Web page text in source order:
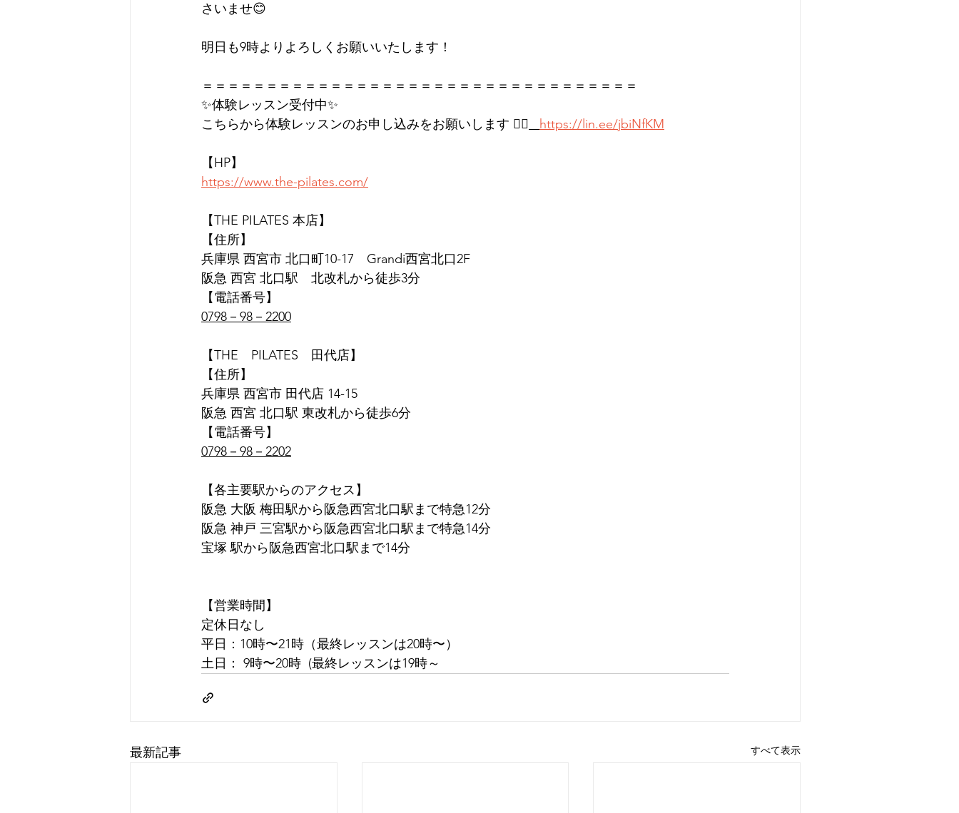
さいませ😊
明日も9時よりよろしくお願いいたします！
＝＝＝＝＝＝＝＝＝＝＝＝＝＝＝＝＝＝＝＝＝＝＝＝＝＝＝＝＝＝＝＝＝＝
✨体験レッスン受付中✨
こちらから体験レッスンのお申し込みをお願いします 👉🏻
https://lin.ee/jbiNfKM
【HP】
https://www.the-pilates.com/
【THE PILATES 本店】
【住所】
兵庫県 西宮市 北口町10-17　Grandi西宮北口2F
阪急 西宮 北口駅　北改札から徒歩3分
【電話番号】
0798－98－2200
【THE　PILATES　田代店】
【住所】
兵庫県 西宮市 田代店 14-15
阪急 西宮 北口駅 東改札から徒歩6分
【電話番号】
0798－98－2202
【各主要駅からのアクセス】
阪急 大阪 梅田駅から阪急西宮北口駅まで特急12分
阪急 神戸 三宮駅から阪急西宮北口駅まで特急14分
宝塚 駅から阪急西宮北口駅まで14分
【営業時間】
定休日なし
平日：10時〜21時（最終レッスンは20時〜）
土日： 9時〜20時  (最終レッスンは19時～
最新記事 すべて表示